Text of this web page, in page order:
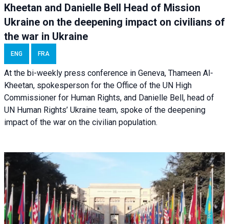
Kheetan and Danielle Bell Head of Mission
Ukraine on the deepening impact on civilians of
the war in Ukraine
ENG FRA
At the bi-weekly press conference in Geneva, Thameen Al-
Kheetan, spokesperson for the Office of the UN High
Commissioner for Human Rights, and Danielle Bell, head of
UN Human Rights’ Ukraine team, spoke of the deepening
impact of the war on the civilian population.